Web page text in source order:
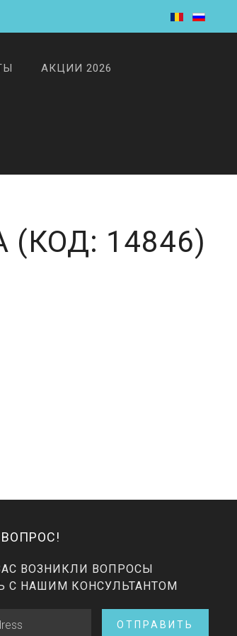
АКЦИИ 2026
(КОД: 14846)
ВОЗНИКЛИ ВОПРОСЫ
С НАШИМ КОНСУЛЬТАНТОМ
ОТПРАВИТЬ